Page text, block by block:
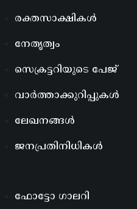
രക്തസാക്ഷികൾ
നേതൃത്വം
സെക്രട്ടറിയുടെ പേജ്
വാർത്താക്കുറിപ്പുകൾ
ലേഖനങ്ങൾ
ജനപ്രതിനിധികൾ
ഫോട്ടോ ഗാലറി